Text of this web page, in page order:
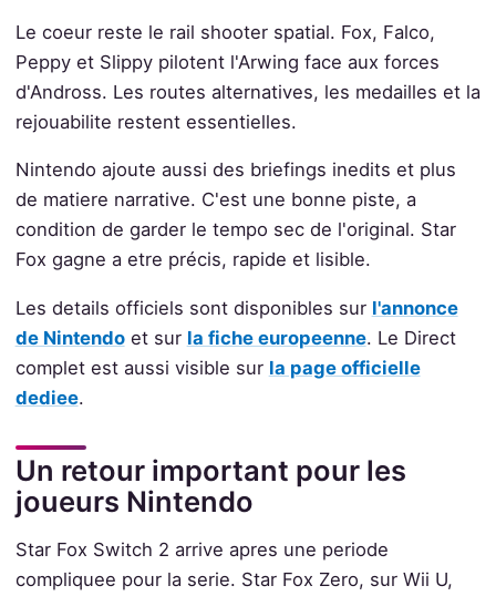
Le coeur reste le rail shooter spatial. Fox, Falco,
Peppy et Slippy pilotent l'Arwing face aux forces
d'Andross. Les routes alternatives, les medailles et la
rejouabilite restent essentielles.
Nintendo ajoute aussi des briefings inedits et plus
de matiere narrative. C'est une bonne piste, a
condition de garder le tempo sec de l'original. Star
Fox gagne a etre précis, rapide et lisible.
Les details officiels sont disponibles sur l'annonce
de Nintendoet sur la fiche europeenne. Le Direct
complet est aussi visible sur la page officielle
dediee.
Un retour important pour les
joueurs Nintendo
Star Fox Switch 2 arrive apres une periode
compliquee pour la serie. Star Fox Zero, sur Wii U,